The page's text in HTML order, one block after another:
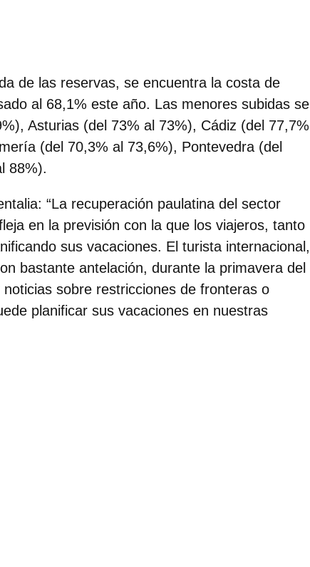
de las reservas, se encuentra la costa de
al 68,1% este año. Las menores subidas se
Asturias (del 73% al 73%), Cádiz (del 77,7%
(del 70,3% al 73,6%), Pontevedra (del
88%).
: “La recuperación paulatina del sector
en la previsión con la que los viajeros, tanto
sus vacaciones. El turista internacional,
bastante antelación, durante la primavera del
sobre restricciones de fronteras o
planificar sus vacaciones en nuestras